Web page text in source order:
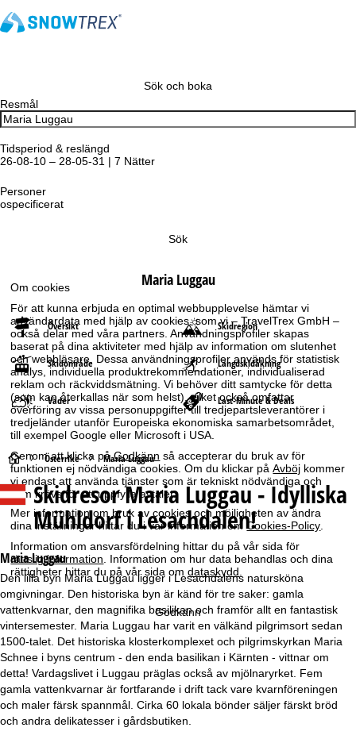
Om cookies
För att kunna erbjuda en optimal webbupplevelse hämtar vi
användardata med hjälp av cookies, som vi – TravelTrex GmbH –
också delar med våra partners. Användningsprofiler skapas
baserat på dina aktiviteter med hjälp av information om slutenhet
och webbläsare. Dessa användningsprofiler används för statistisk
analys, individuella produktrekommendationer, individualiserad
reklam och räckviddsmätning. Vi behöver ditt samtycke för detta
(som kan återkallas när som helst), vilket också omfattar
överföring av vissa personuppgifter till tredjepartsleverantörer i
tredjeländer utanför Europeiska ekonomiska samarbetsområdet,
till exempel Google eller Microsoft i USA.
Genom att klicka påGodkänn så accepterar du bruk av för
funktionen ej nödvändiga cookies. Om du klickar påAvböj kommer
vi endast att använda tjänster som är tekniskt nödvändiga och
som krävs för att uppfylla avtalet.
Mer information om bruk av cookies och möjligheten av ändra
dina inställningar hittar du i vår information omCookies-Policy.
Information om ansvarsfördelning hittar du på vår sida för
rättslig information. Information om hur data behandlas och dina
rättigheter hittar du på vår sida omdataskydd.
Godkänn
Sök och boka
Resmål
Tidsperiod & reslängd
26-08-10 – 28-05-31 | 7 Nätter
Personer
ospecificerat
Sök
Maria Luggau
Översikt Skidregion
Skidområde Längdskidåkning
Väder Last-Minute & Deals
S
t
a
r
t
d
a
Österrike Maria Luggau
SkidresorMaria Luggau - Idylliska
Mühldorf i Lesachdalen!
Maria Luggau
Den lilla byn Maria Luggau ligger i Lesachdalens natursköna
omgivningar. Den historiska byn är känd för tre saker: gamla
vattenkvarnar, den magnifika basilikan och framför allt en fantastisk
vintersemester. Maria Luggau har varit en välkänd pilgrimsort sedan
1500-talet. Det historiska klosterkomplexet och pilgrimskyrkan Maria
Schnee i byns centrum - den enda basilikan i Kärnten - vittnar om
detta! Vardagslivet i Luggau präglas också av mjölnaryrket. Fem
gamla vattenkvarnar är fortfarande i drift tack vare kvarnföreningen
och maler färsk spannmål. Cirka 60 lokala bönder säljer färskt bröd
och andra delikatesser i gårdsbutiken.